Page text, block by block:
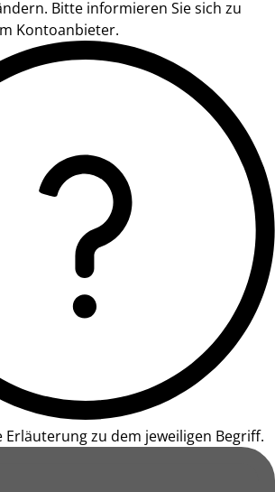
Bitte informieren Sie sich zu
Kontoanbieter.
Erläuterung zu dem jeweiligen Begriff.